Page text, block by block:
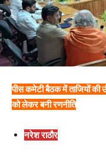
पीस कमेटी बैठक में ताजियों की
को लेकर बनी रणनीति
नरेश राठौर